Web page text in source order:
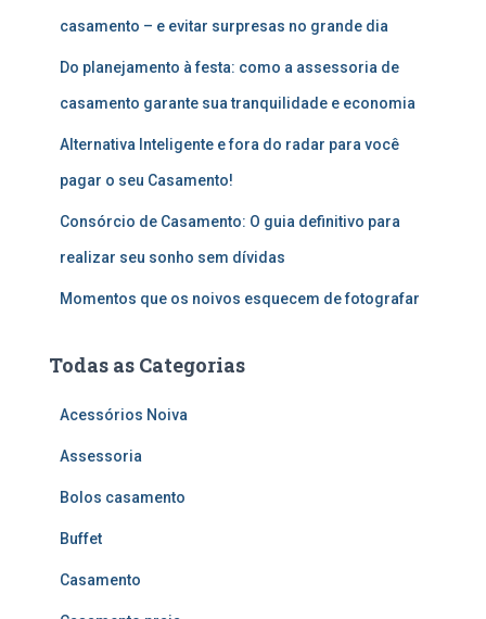
casamento – e evitar surpresas no grande dia
Do planejamento à festa: como a assessoria de
casamento garante sua tranquilidade e economia
Alternativa Inteligente e fora do radar para você
pagar o seu Casamento!
Consórcio de Casamento: O guia definitivo para
realizar seu sonho sem dívidas
Momentos que os noivos esquecem de fotografar
Todas as Categorias
Acessórios Noiva
Assessoria
Bolos casamento
Buffet
Casamento